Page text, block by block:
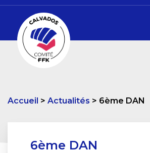
Accueil Actualités 6ème DAN
6ème DAN